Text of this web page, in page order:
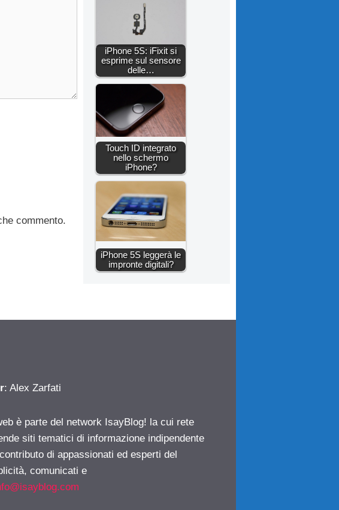
commento.
iPhone 5S: iFixit si
esprime sul sensore
delle…
Touch ID integrato
nello schermo
iPhone?
iPhone 5S leggerà le
impronte digitali?
: Alex Zarfati
è parte del network IsayBlog! la cui rete
siti tematici di informazione indipendente
di appassionati ed esperti del
comunicati e